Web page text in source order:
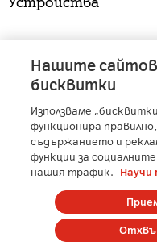
A1 Austria - A1
A1 Bulgaria
- A1
A1 Digital
-
Copyright © 2025 А1
Нашите
бисквитки
Използваме
функционира
съдържанието и
функции за
нашия трафик.
Научи